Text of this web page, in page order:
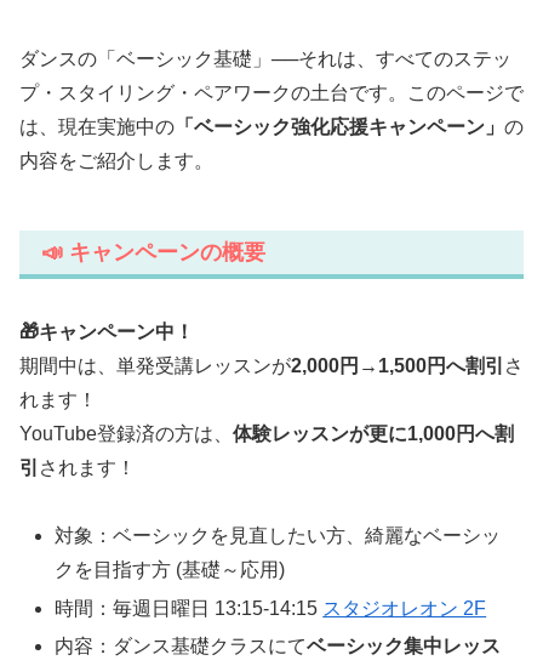
ダンスの「ベーシック基礎」──それは、すべてのステッ
プ・スタイリング・ペアワークの土台です。このページで
は、現在実施中の 「ベーシック強化応援キャンペーン」 の
内容をご紹介します。
📣 キャンペーンの概要
🎁キャンペーン中！
期間中は、単発受講レッスンが2,000円→1,500円へ割引 さ
れます！
YouTube登録済の方は、 体験レッスンが更に1,000円へ割
引 されます！
対象：ベーシックを見直したい方、綺麗なベーシッ
クを目指す方 (基礎～応用)
時間：毎週日曜日 13:15-14:15 スタジオレオン 2F
内容：ダンス基礎クラスにてベーシック集中レッス